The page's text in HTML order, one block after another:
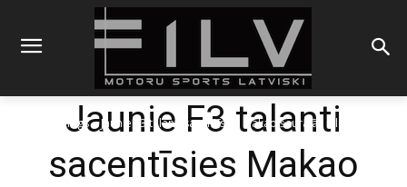
Blogs Jaunie F3 talanti sacentīsies Makao šaurajās ielās
Jaunie F3 talanti
sacentīsies Makao